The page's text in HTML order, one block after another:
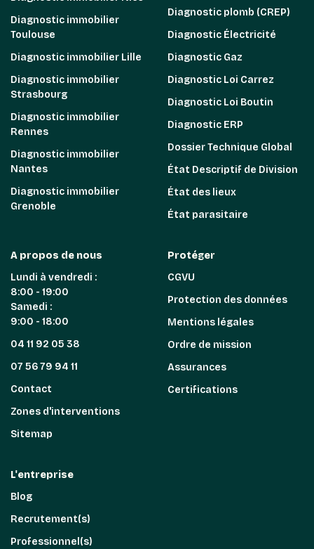
Diagnostic immobilier
Toulouse
Diagnostic immobilier Lille
Diagnostic immobilier
Strasbourg
Diagnostic immobilier
Rennes
Diagnostic immobilier
Nantes
Diagnostic immobilier
Grenoble
Diagnostic plomb (CREP)
Diagnostic Électricité
Diagnostic Gaz
Diagnostic Loi Carrez
Diagnostic Loi Boutin
Diagnostic ERP
Dossier Technique Global
État Descriptif de Division
État des lieux
État parasitaire
A propos de nous
Lundi à vendredi :
8:00 - 19:00
Samedi :
9:00 - 18:00
04 11 92 05 38
07 56 79 94 11
Contact
Zones d'interventions
Sitemap
Protéger
CGVU
Protection des données
Mentions légales
Ordre de mission
Assurances
Certifications
L'entreprise
Blog
Recrutement(s)
Professionnel(s)